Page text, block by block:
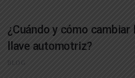
¿Cuándo y cómo
llave automotriz?
BLOG